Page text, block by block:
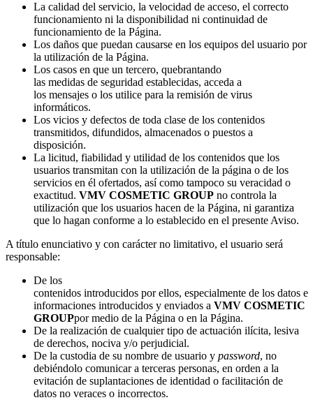
La calidad del servicio, la velocidad de acceso, el correcto
funcionamiento ni la disponibilidad ni continuidad de
funcionamiento de la Página.
Los daños que puedan causarse en los equipos del usuario por
la utilización de la Página.
Los casos en que un tercero, quebrantando
las medidas de seguridad establecidas, acceda a
los mensajes o los utilice para la remisión de virus
informáticos.
Los vicios y defectos de toda clase de los contenidos
transmitidos, difundidos, almacenados o puestos a
disposición.
La licitud, fiabilidad y utilidad de los contenidos que los
usuarios transmitan con la utilización de la página o de los
servicios en él ofertados, así como tampoco su veracidad o
exactitud. VMV COSMETIC GROUP no controla la
utilización que los usuarios hacen de la Página, ni garantiza
que lo hagan conforme a lo establecido en el presente Aviso.
A título enunciativo y con carácter no limitativo, el usuario será
responsable:
De los
contenidos introducidos por ellos, especialmente de los datos e
informaciones introducidos y enviados a VMV COSMETIC
GROUPpor medio de la Página o en la Página.
De la realización de cualquier tipo de actuación ilícita, lesiva
de derechos, nociva y/o perjudicial.
De la custodia de su nombre de usuario y password, no
debiéndolo comunicar a terceras personas, en orden a la
evitación de suplantaciones de identidad o facilitación de
datos no veraces o incorrectos.